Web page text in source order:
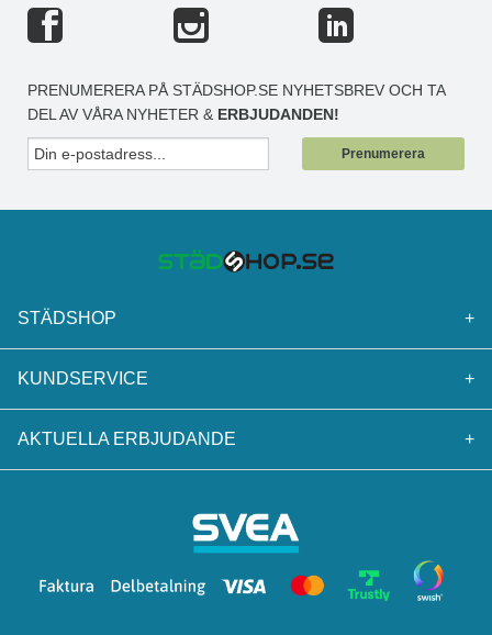
PRENUMERERA PÅ STÄDSHOP.SE NYHETSBREV OCH TA
DEL AV VÅRA NYHETER & ERBJUDANDEN!
Prenumerera
STÄDSHOP +
KUNDSERVICE +
AKTUELLA ERBJUDANDE +